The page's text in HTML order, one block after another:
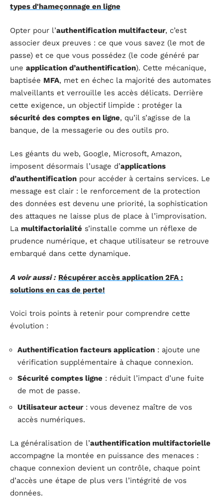
types d'hameçonnage en ligne
Opter pour l’authentification multifacteur, c’est
associer deux preuves : ce que vous savez (le mot de
passe) et ce que vous possédez (le code généré par
une application d’authentification). Cette mécanique,
baptisée MFA, met en échec la majorité des automates
malveillants et verrouille les accès délicats. Derrière
cette exigence, un objectif limpide : protéger la
sécurité des comptes en ligne, qu’il s’agisse de la
banque, de la messagerie ou des outils pro.
Les géants du web, Google, Microsoft, Amazon,
imposent désormais l’usage d’applications
d’authentification pour accéder à certains services. Le
message est clair : le renforcement de la protection
des données est devenu une priorité, la sophistication
des attaques ne laisse plus de place à l’improvisation.
La multifactorialité s’installe comme un réflexe de
prudence numérique, et chaque utilisateur se retrouve
embarqué dans cette dynamique.
A voir aussi : Récupérer accès application 2FA :
solutions en cas de perte!
Voici trois points à retenir pour comprendre cette
évolution :
Authentification facteurs application : ajoute une
vérification supplémentaire à chaque connexion.
Sécurité comptes ligne : réduit l’impact d’une fuite
de mot de passe.
Utilisateur acteur: vous devenez maître de vos
accès numériques.
La généralisation de l’authentification multifactorielle
accompagne la montée en puissance des menaces :
chaque connexion devient un contrôle, chaque point
d’accès une étape de plus vers l’intégrité de vos
données.